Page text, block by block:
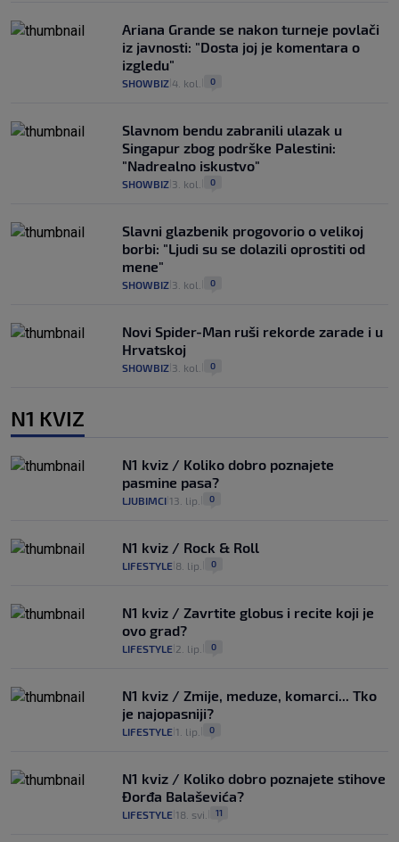
Ariana Grande se nakon turneje povlači
iz javnosti: "Dosta joj je komentara o
izgledu"
SHOWBIZ 4. kol. 0
Slavnom bendu zabranili ulazak u
Singapur zbog podrške Palestini:
"Nadrealno iskustvo"
SHOWBIZ 3. kol. 0
Slavni glazbenik progovorio o velikoj
borbi: "Ljudi su se dolazili oprostiti od
mene"
SHOWBIZ 3. kol. 0
Novi Spider-Man ruši rekorde zarade i u
Hrvatskoj
SHOWBIZ 3. kol. 0
N1 KVIZ
N1 kviz / Koliko dobro poznajete
pasmine pasa?
LJUBIMCI 13. lip. 0
N1 kviz / Rock & Roll
LIFESTYLE 8. lip. 0
N1 kviz / Zavrtite globus i recite koji je
ovo grad?
LIFESTYLE 2. lip. 0
N1 kviz / Zmije, meduze, komarci... Tko
je najopasniji?
LIFESTYLE 1. lip. 0
N1 kviz / Koliko dobro poznajete stihove
Đorđa Balaševića?
LIFESTYLE 18. svi. 11